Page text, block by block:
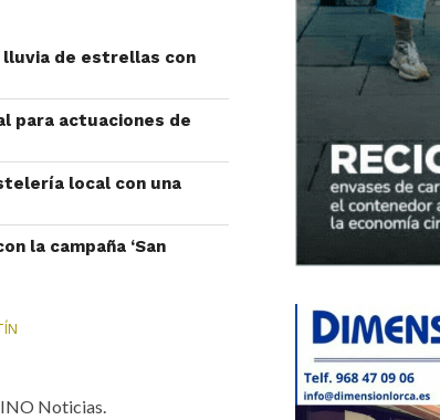
de estrellas con
para actuaciones de
local con una
la campaña ‘San
Noticias.